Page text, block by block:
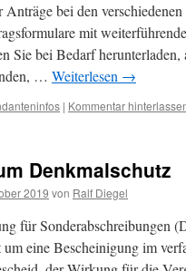
bei den
mit
Sie bei Bedarf
… Weiterlesen →
| Kommentar
Denkmalschutz
2019 von Ralf Diegel
für Sonderabschreibungen
um eine Bescheinigung im